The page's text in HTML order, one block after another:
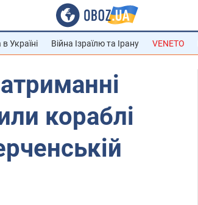
в Україні Війна Ізраїлю та Ірану VENETO
кораблі